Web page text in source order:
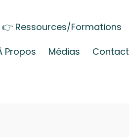
👉 Ressources/Formations
Propos Médias Contact